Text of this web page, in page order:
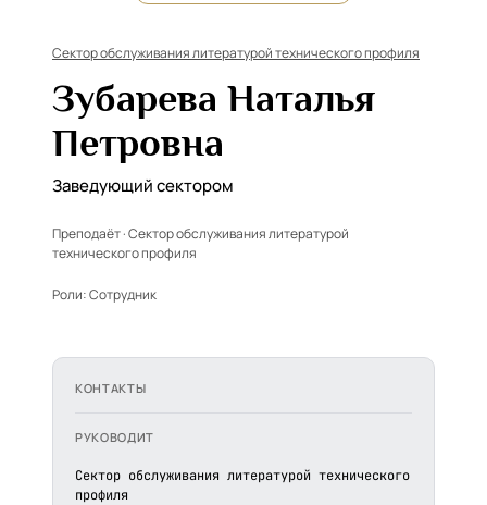
Сектор обслуживания литературой технического профиля
Зубарева Наталья
Петровна
Заведующий сектором
Преподаёт · Сектор обслуживания литературой
технического профиля
Роли:Сотрудник
КОНТАКТЫ
РУКОВОДИТ
Сектор обслуживания литературой технического
профиля